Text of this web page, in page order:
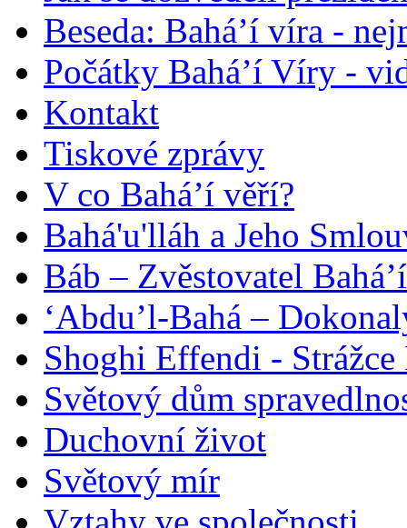
Beseda: Bahá’í víra -
Počátky Bahá’í Víry -
Kontakt
Tiskové zprávy
V co Bahá’í věří?
Bahá'u'lláh a Jeho
Báb – Zvěstovatel
‘Abdu’l-Bahá –
Shoghi Effendi -
Světový dům
Duchovní život
Světový mír